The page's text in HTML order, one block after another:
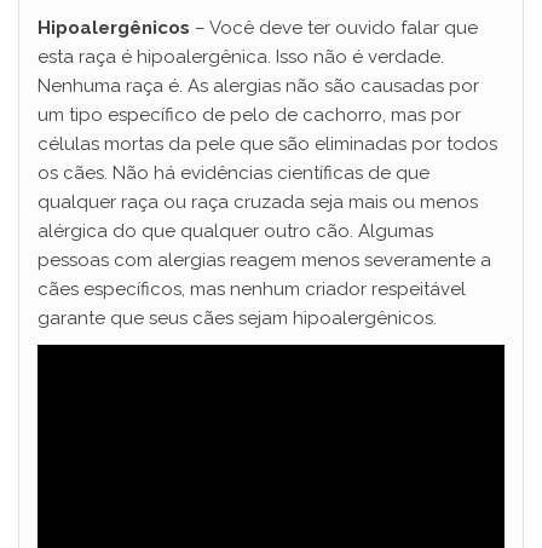
Hipoalergênicos – Você deve ter ouvido falar que
esta raça é hipoalergênica. Isso não é verdade.
Nenhuma raça é. As alergias não são causadas por
um tipo específico de pelo de cachorro, mas por
células mortas da pele que são eliminadas por todos
os cães. Não há evidências científicas de que
qualquer raça ou raça cruzada seja mais ou menos
alérgica do que qualquer outro cão. Algumas
pessoas com alergias reagem menos severamente a
cães específicos, mas nenhum criador respeitável
garante que seus cães sejam hipoalergênicos.